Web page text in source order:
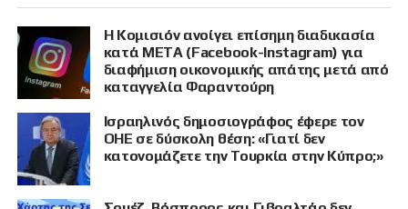
Η Κομισιόν ανοίγει επίσημη διαδικασία
κατά META (Facebook-Instagram) για
διαφήμιση οικονομικής απάτης μετά από
καταγγελία Φαραντούρη
Ισραηλινός δημοσιογράφος έφερε τον
ΟΗΕ σε δύσκολη θέση: «Γιατί δεν
κατονομάζετε την Τουρκία στην Κύπρο;»